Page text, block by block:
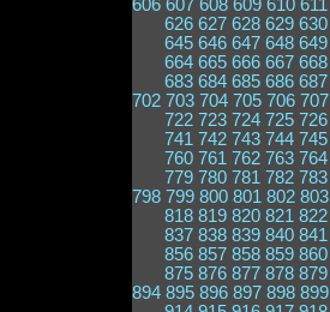
606 607 608 609 610 611
626 627 628 629 630
645 646 647 648 649
664 665 666 667 668
683 684 685 686 687
702 703 704 705 706 707
722 723 724 725 726
741 742 743 744 745
760 761 762 763 764
779 780 781 782 783
798 799 800 801 802 803
818 819 820 821 822
837 838 839 840 841
856 857 858 859 860
875 876 877 878 879
894 895 896 897 898 899